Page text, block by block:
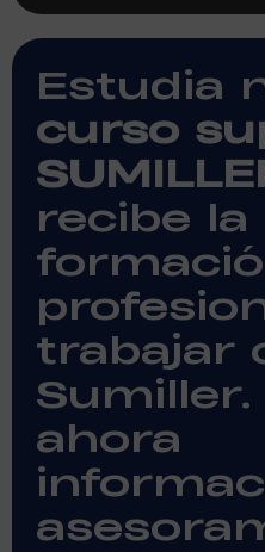
Estudia
curso
recibe la
trabajar
Sumiller.
ahora